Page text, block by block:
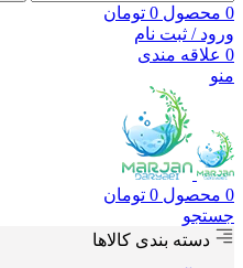
0 محصول 0 تومان
ورود / ثبت نام
0 علاقه مندی
منو
0 محصول 0 تومان
جستجو
دسته بندی کالاها